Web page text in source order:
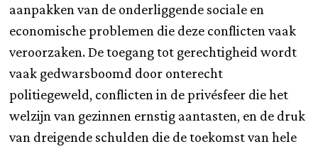
aanpakken van de onderliggende sociale en
economische problemen die deze conflicten vaak
veroorzaken. De toegang tot gerechtigheid wordt
vaak gedwarsboomd door onterecht
politiegeweld, conflicten in de privésfeer die het
welzijn van gezinnen ernstig aantasten, en de druk
van dreigende schulden die de toekomst van hele